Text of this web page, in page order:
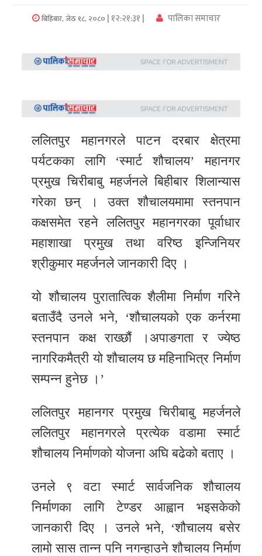
प्रदेश/
समाचार
फोटो
समाचार
भिडियो
समाचार
अन्य
समाचार
Preeti
unicode
स्थानीय
English
बिहिबार, जेठ १८, २०८० | १२:२१:३१ | पालिका समाचार
ललितपुर महानगरले पाटन दरबार क्षेत्रमा
पर्यटकका लागि ‘स्मार्ट शौचालय’ महानगर
प्रमुख चिरीबाबु महर्जनले बिहीबार शिलान्यास
गरेका छन् । उक्त शौचालयमामा स्तनपान
कक्षसमेत रहने ललितपुर महानगरका पूर्वाधार
महाशाखा प्रमुख तथा वरिष्ठ इन्जिनियर
श्रीकुमार महर्जनले जानकारी दिए ।
यो शौचालय पुरातात्विक शैलीमा निर्माण गरिने
बताउँदै उनले भने, ‘शौचालयको एक कर्नरमा
स्तनपान कक्ष राख्छौं ।अपाङगता र ज्येष्ठ
नागरिकमैत्री यो शौचालय छ महिनाभित्र निर्माण
सम्पन्न हुनेछ ।’
ललितपुर महानगर प्रमुख चिरीबाबु महर्जनले
ललितपुर महानगरले प्रत्येक वडामा स्मार्ट
शौचालय निर्माणको योजना अघि बढेको बताए ।
उनले ९ वटा स्मार्ट सार्वजनिक शौचालय
निर्माणका लागि टेण्डर आह्वान भइसकेको
जानकारी दिए । उनले भने, ‘शौचालय बसेर
लामो सास तान्न पनि नगन्हाउने शौचालय निर्माण